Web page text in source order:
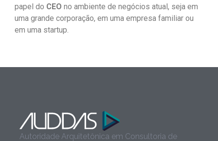
papel do CEO no ambiente de negócios atual, seja em
uma grande corporação, em uma empresa familiar ou
em uma startup.
Autoridade Arquitetônica em Consultoria de